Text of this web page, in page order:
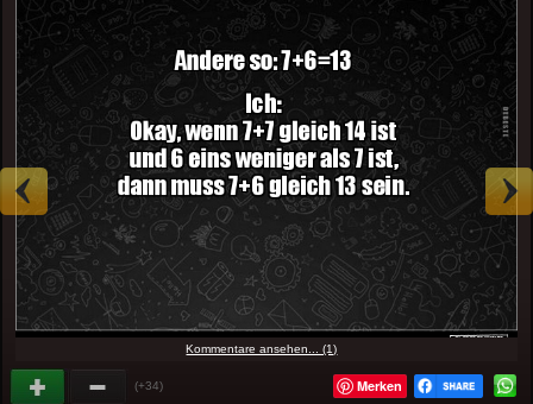
Kommentare ansehen... (1)
(+34) Merken